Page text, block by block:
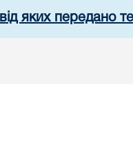
яких передано